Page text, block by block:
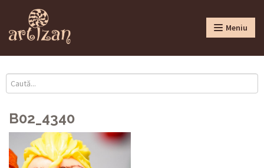
Meniu
B02_4340